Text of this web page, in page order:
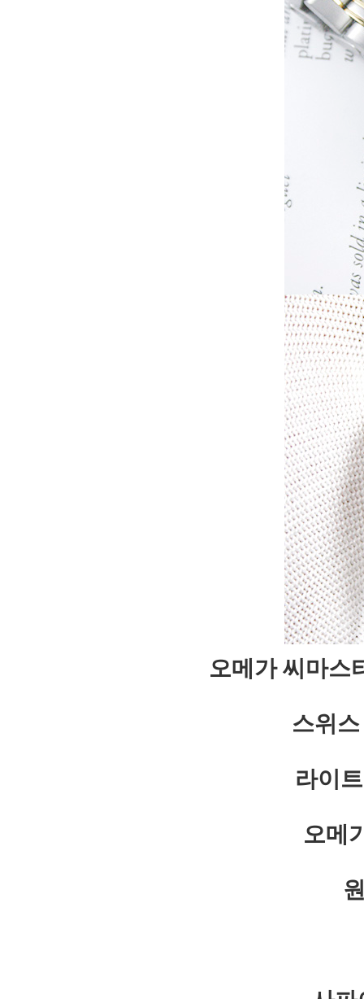
오메가 씨마스
스위
라이
오메